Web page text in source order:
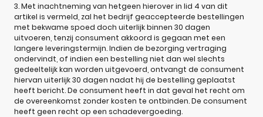
3. Met inachtneming van hetgeen hierover in lid 4 van dit
artikel is vermeld, zal het bedrijf geaccepteerde bestellingen
met bekwame spoed doch uiterlijk binnen 30 dagen
uitvoeren, tenzij consument akkoord is gegaan met een
langere leveringstermijn. Indien de bezorging vertraging
ondervindt, of indien een bestelling niet dan wel slechts
gedeeltelijk kan worden uitgevoerd, ontvangt de consument
hiervan uiterlijk 30 dagen nadat hij de bestelling geplaatst
heeft bericht. De consument heeft in dat geval het recht om
de overeenkomst zonder kosten te ontbinden. De consument
heeft geen recht op een schadevergoeding.